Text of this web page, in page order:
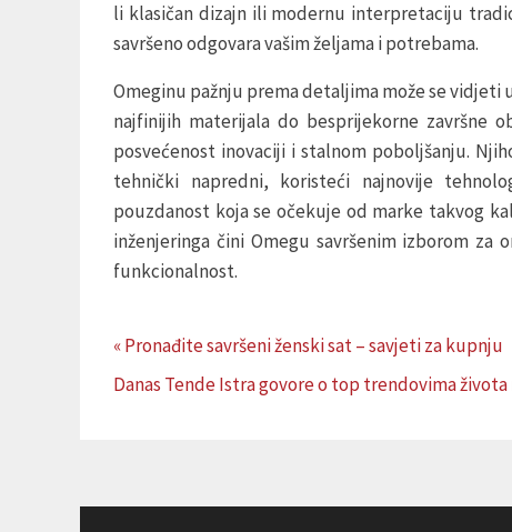
li klasičan dizajn ili modernu interpretaciju
savršeno odgovara vašim željama i potrebama.
Omeginu pažnju prema detaljima može se vidjeti
najfinijih materijala do besprijekorne završne
posvećenost inovaciji i stalnom poboljšanju.
tehnički napredni, koristeći najnovije
pouzdanost koja se očekuje od marke takvog
inženjeringa čini Omegu savršenim izborom
funkcionalnost.
« Pronađite savršeni ženski sat – savjeti za kupnju
Danas Tende Istra govore o top trendovima